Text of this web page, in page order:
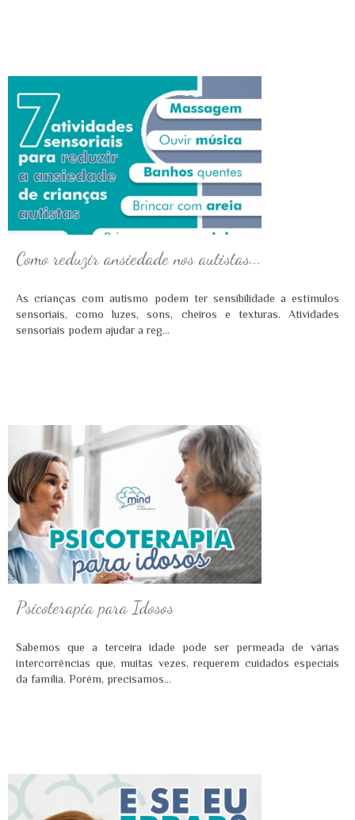
Como reduzir ansiedade nos autistas...
As crianças com autismo podem ter sensibilidade a estímulos
sensoriais, como luzes, sons, cheiros e texturas. Atividades
sensoriais podem ajudar a reg...
Psicoterapia para Idosos
Sabemos que a terceira idade pode ser permeada de várias
intercorrências que, muitas vezes, requerem cuidados especiais
da família. Porém, precisamos...